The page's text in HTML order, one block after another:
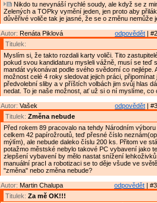
Nikdo tu nevynáší rychlé soudy, ale když se z
Zelených a TOPky vymění jeden, jen proto aby
důvěřivé voliče tak je jasné, že se o změnu nemůže
odpovědět |
Autor: Renáta Piklová
Titulek:
Myslím si, že takto rozdali karty voliči. Tito
pokud svou kandidaturu mysleli vážně, musí se teď
mandát vykonávat podle svého svědomí co nejlépe.
možnost celé 4 roky sledovat jejich práci, připomínat
předvolební sliby a v příštích volbách jim svůj hlas
nedat. To je naše možnost, ať už si o ní myslíme, co
odpovědět |
Autor: Vašek
Titulek: Změna nebude
Před rokem 89 pracovalo na tehdy Národním
celkem 42 papírožroutů, teď přesné číslo
mýlím), ale nebude daleko číslu 200 ks. Přitom ve
potažmo městské nebylo takové PC vybavení jako
zlepšení vybavení by mělo nastat snížení
manuální pracI a robotizaci se to děje všude ve
"změna" nebo změna nebude?
odpovědět |
Autor: Martin Chalupa
Titulek: Za mě OK!!!